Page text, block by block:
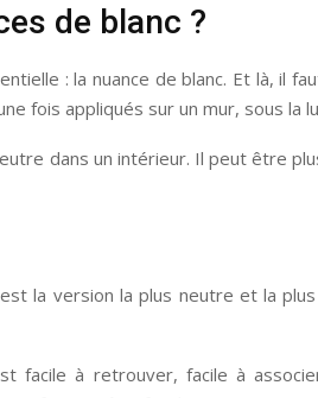
de blanc ?
: la nuance de blanc. Et là, il
fois appliqués sur un mur, sous la
dans un intérieur. Il peut être
la version la plus neutre et la
facile à retrouver, facile à